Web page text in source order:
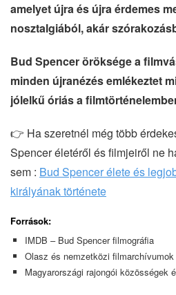
amelyet újra és újra érdemes
nosztalgiából, akár
Bud Spencer öröksége a
minden újranézés emlékeztet
jólelkű óriás a
👉 Ha szeretnél még több
Spencer életéről és filmjeiről ne
sem : Bud Spencer élete és
királyának története
Források:
IMDB – Bud Spencer filmográfia
Olasz és nemzetközi filmarchívumok
Magyarországi rajongói közösségek